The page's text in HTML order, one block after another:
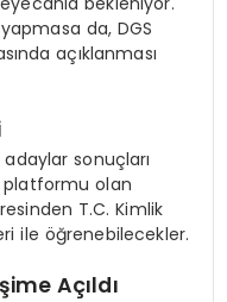
da, DGS
açıklanması
adaylar sonuçları
platformu olan
T.C. Kimlik
ile öğrenebilecekler.
Açıldı